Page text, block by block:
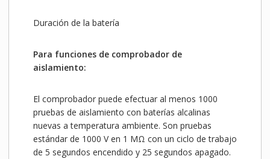
Duración de la batería
Para funciones de comprobador de
aislamiento:
El comprobador puede efectuar al menos 1000
pruebas de aislamiento con baterías alcalinas
nuevas a temperatura ambiente. Son pruebas
estándar de 1000 V en 1 MΩ con un ciclo de trabajo
de 5 segundos encendido y 25 segundos apagado.